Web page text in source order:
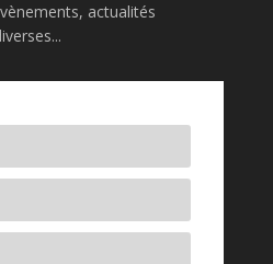
actualités